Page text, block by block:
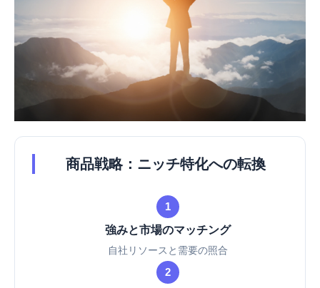
商品戦略：ニッチ特化への転換
1
強みと市場のマッチング
自社リソースと需要の照合
2